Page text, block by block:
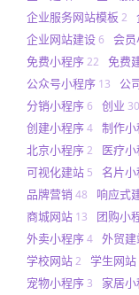
企业服务网站模板 2
企业网站建设6 会
免费小程序22 免费
公众号小程序 13 公
分销小程序6 创业 30
创建小程序4 制作
北京小程序2 医疗
可视化建站 5 名片
品牌营销 48 响应式
商城网站 13 团购小
外卖小程序4 外贸建
学校网站2 学生网站
宠物小程序 3 家居